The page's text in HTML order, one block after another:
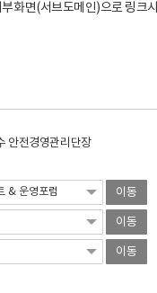
화면(서브도메인)으로 링크
안전경영관리단장
이동
이동
이동